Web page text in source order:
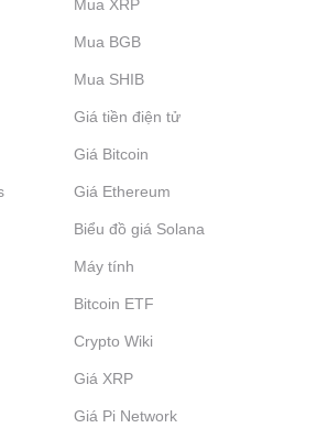
Mua XRP
Mua BGB
Mua SHIB
Giá tiền điện tử
Giá Bitcoin
Giá Ethereum
Biểu đồ giá Solana
Máy tính
Bitcoin ETF
Crypto Wiki
Giá XRP
Giá Pi Network